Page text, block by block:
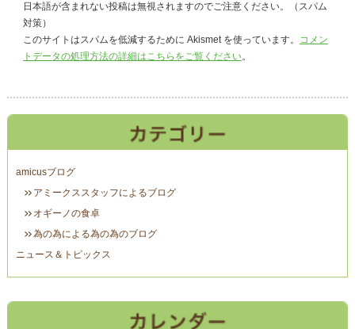
日本語が含まれない投稿は無視されますのでご注意ください。（スパム
対策）
このサイトはスパムを低減するために Akismet を使っています。 コメン
トデータの処理方法の詳細はこちらをご覧ください。
amicusブログ
アミークススタッフによるブログ
オギーノの食卓
為の為による為の為のブログ
ニュース＆トピックス